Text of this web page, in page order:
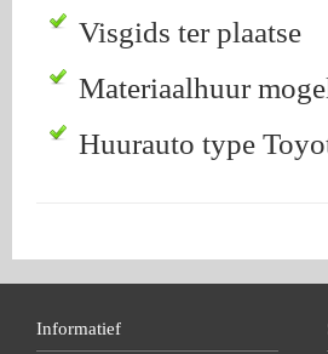
Visgids ter plaatse
Materiaalhuur
Huurauto type
Informatief